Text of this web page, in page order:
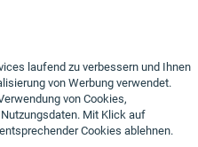
laufend zu verbessern und Ihnen
von Werbung verwendet.
von Cookies,
Mit Klick auf
Cookies ablehnen.
inkludierte
Bei einem
erhoben.